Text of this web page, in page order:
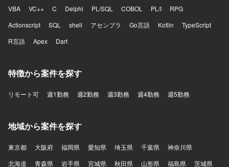
VBA
VC++ C Delphi PL/SQL COBOL PL/I
RPG
Actionscript
SQL shell アセンブラ Go言語 Kotlin
TypeScript
R言語
Apex Dart
特徴から案件を探す
リモート可 週1勤務 週2勤務 週3勤務 週4勤務 週5勤務
地域から案件を探す
東京都 大阪府 福岡県 愛知県 埼玉県 千葉県
神奈川県
北海道
青森県 岩手県 宮城県 秋田県 山形県 福島県 茨城県